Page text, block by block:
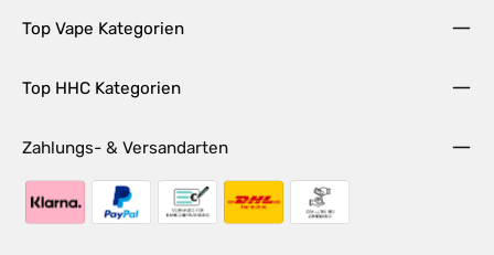
Top Vape Kategorien
Top HHC Kategorien
Zahlungs- & Versandarten